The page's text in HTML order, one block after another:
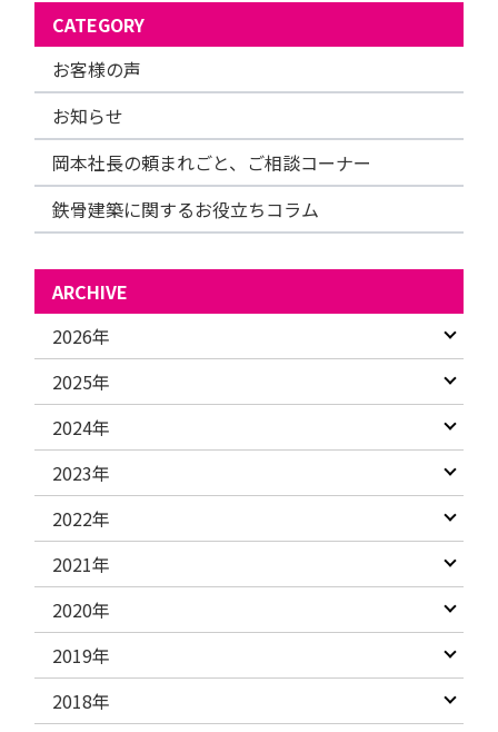
CATEGORY
お客様の声
お知らせ
岡本社長の頼まれごと、ご相談コーナー
鉄骨建築に関するお役立ちコラム
ARCHIVE
2026年
2025年
2024年
2023年
2022年
2021年
2020年
2019年
2018年